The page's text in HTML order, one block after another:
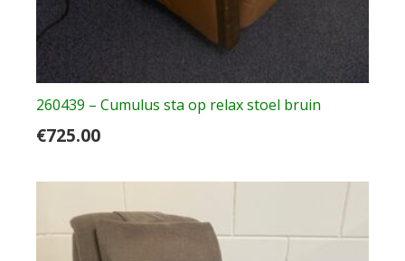
260439 – Cumulus sta op relax stoel bruin
€725.00